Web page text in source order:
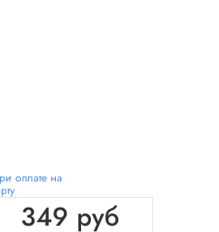
оплате на
349 руб